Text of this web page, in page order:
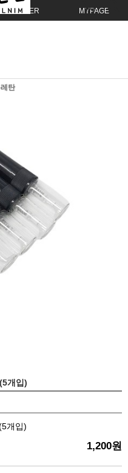
ORDER MYPAGE
탄
개입)
개입)
1,200원